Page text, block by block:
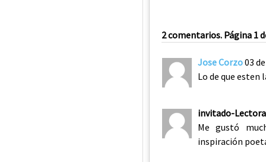
2 comentarios. Página 1
Jose Corzo03
Lo de que esten
invitado-Lectora
Me gustó
inspiración